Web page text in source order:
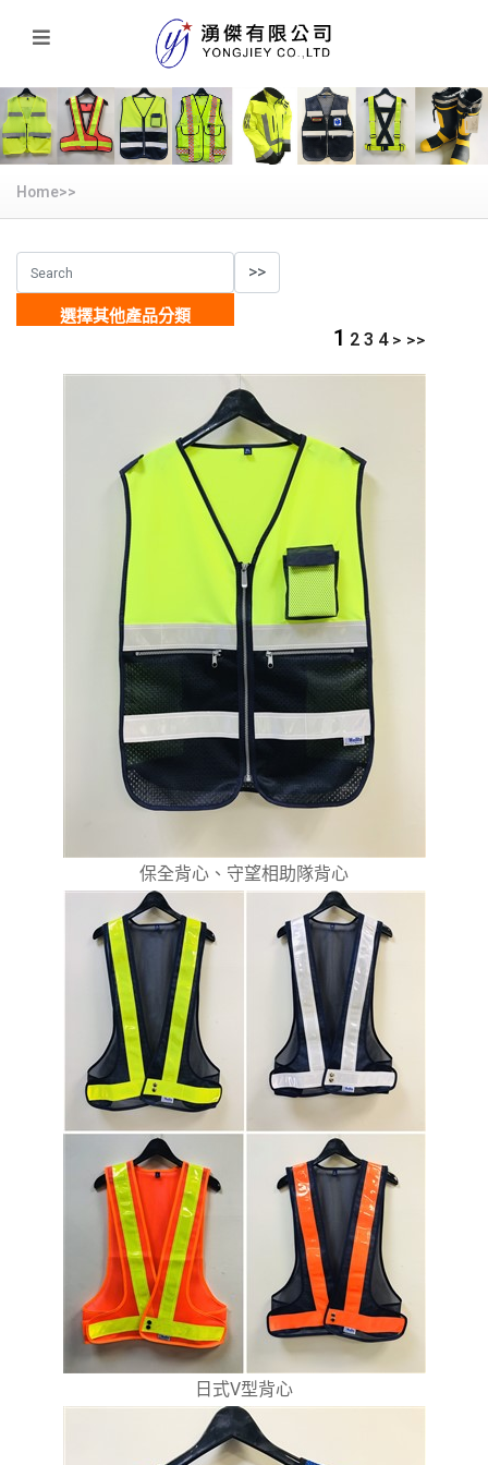
Home>>
選擇其他產品分類
1 23 4 > >>
保全背心、守望相助隊背心
日式V型背心